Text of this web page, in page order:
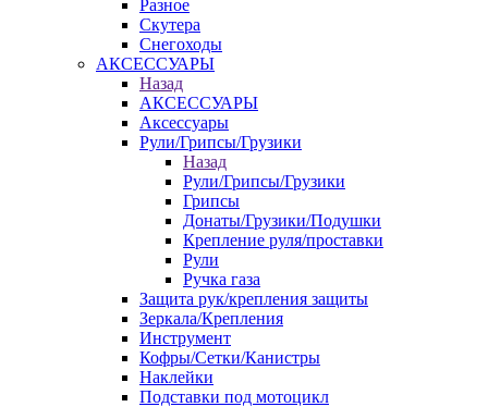
Разное
Скутера
Снегоходы
АКСЕССУАРЫ
Назад
АКСЕССУАРЫ
Аксессуары
Рули/Грипсы/Грузики
Назад
Рули/Грипсы/Грузики
Грипсы
Донаты/Грузики/Подушки
Крепление руля/проставки
Рули
Ручка газа
Защита рук/крепления защиты
Зеркала/Крепления
Инструмент
Кофры/Сетки/Канистры
Наклейки
Подставки под мотоцикл